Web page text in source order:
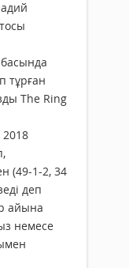
тұрған
The Ring
2018
(49-1-2, 34
деп
айына
немесе